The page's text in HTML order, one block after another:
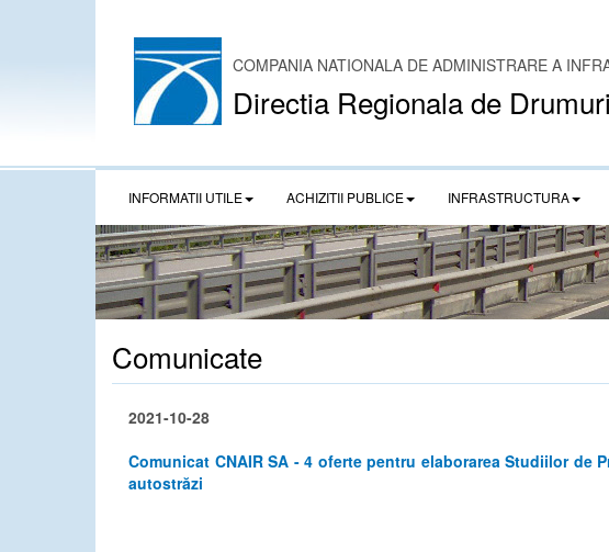
COMPANIA NATIONALA DE ADMINISTRARE A
Directia Regionala de
INFORMATII UTILE ACHIZITII PUBLICE INFRASTRUCTURA
Comunicate
2021-10-28
Comunicat CNAIR SA - 4 oferte pentru elaborarea Studiilor
autostrăzi